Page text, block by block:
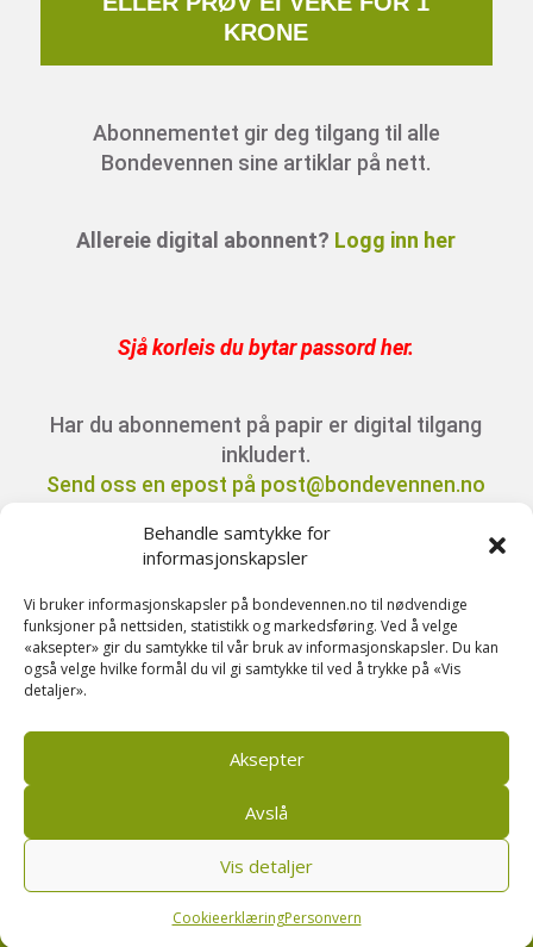
Behandle samtykke for
informasjonskapsler
Vi bruker informasjonskapsler på bondevennen.no til nødvendige
funksjoner på nettsiden, statistikk og markedsføring. Ved å velge
«aksepter» gir du samtykke til vår bruk av informasjonskapsler. Du kan
også velge hvilke formål du vil gi samtykke til ved å trykke på «Vis
detaljer».
Aksepter
Avslå
Vis detaljer
CookieerklæringPersonvern
KRONE
Abonnementet gir deg tilgang til alle
Bondevennen sine artiklar på nett.
Allereie digital abonnent? Logg inn her
Sjå korleis du bytar passord her.
Har du abonnement på papir er digital tilgang
inkludert.
Send oss en epost på post@bondevennen.no
Kontakt oss på telefon 51 88 72 61 eller send
ein e-post til
post@bondevennen.no.
Bondevennen AS, Pb 208, sentrum, 4001 Stavanger
Personvern og cookies regler